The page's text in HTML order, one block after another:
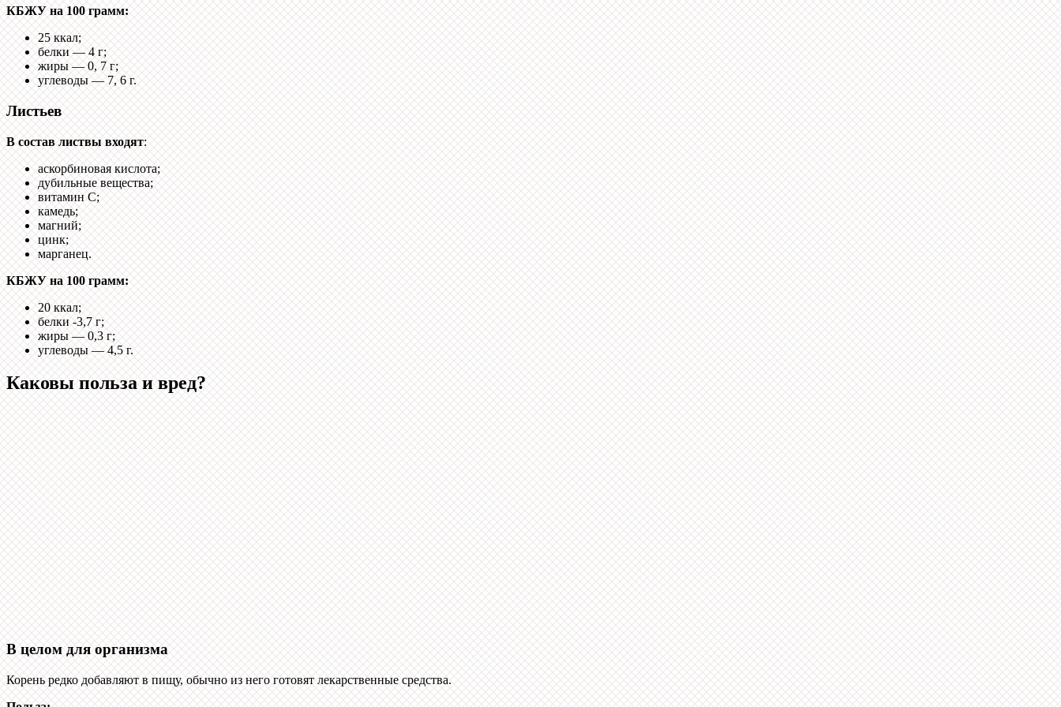
КБЖУ на 100 грамм:
25 ккал;
белки — 4 г;
жиры — 0, 7 г;
углеводы — 7, 6 г.
Листьев
В состав листвы входят:
аскорбиновая кислота;
дубильные вещества;
витамин С;
камедь;
магний;
цинк;
марганец.
КБЖУ на 100 грамм:
20 ккал;
белки -3,7 г;
жиры — 0,3 г;
углеводы — 4,5 г.
Каковы польза и вред?
В целом для организма
Корень редко добавляют в пищу, обычно из него готовят лекарственные средства.